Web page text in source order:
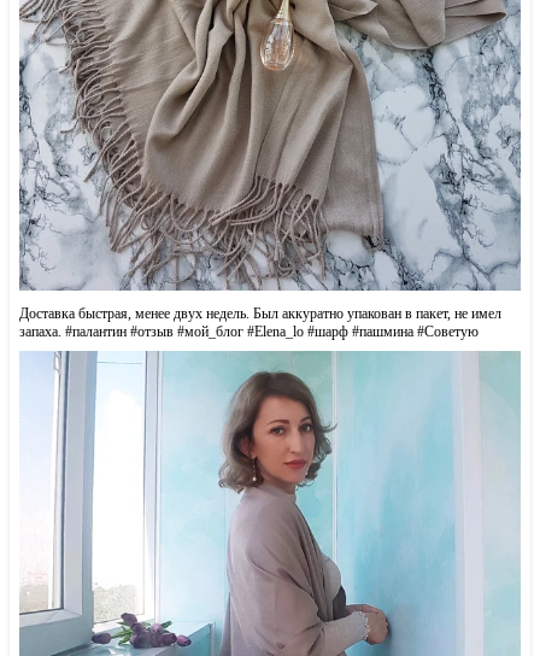
Доставка быстрая, менее двух недель. Был аккуратно упакован в пакет, не имел
запаха. #палантин #oтзыв #мoй_блoг #Elena_lo #шарф #пашмина #Советую